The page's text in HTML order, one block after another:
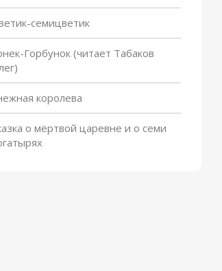
Моржиха
семицветик
Горбунок (читает Табаков
королева
о мёртвой царевне и о семи